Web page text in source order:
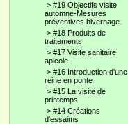
> #19 Objectifs visite
automne-Mesures
préventives hivernage
> #18 Produits de
traitements
> #17 Visite sanitaire
apicole
> #16 Introduction d'une
reine en ponte
> #15 La visite de
printemps
> #14 Créations
d'essaims